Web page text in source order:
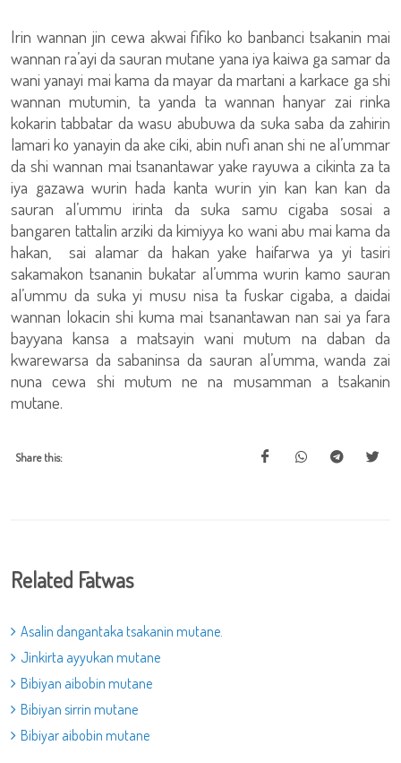
Irin wannan jin cewa akwai fifiko ko banbanci tsakanin mai
wannan ra’ayi da sauran mutane yana iya kaiwa ga samar da
wani yanayi mai kama da mayar da martani a karkace ga shi
wannan mutumin, ta yanda ta wannan hanyar zai rinka
kokarin tabbatar da wasu abubuwa da suka saba da zahirin
lamari ko yanayin da ake ciki, abin nufi anan shi ne al’ummar
da shi wannan mai tsanantawar yake rayuwa a cikinta za ta
iya gazawa wurin hada kanta wurin yin kan kan kan da
sauran al’ummu irinta da suka samu cigaba sosai a
bangaren tattalin arziki da kimiyya ko wani abu mai kama da
hakan, sai alamar da hakan yake haifarwa ya yi tasiri
sakamakon tsananin bukatar al’umma wurin kamo sauran
al’ummu da suka yi musu nisa ta fuskar cigaba, a daidai
wannan lokacin shi kuma mai tsanantawan nan sai ya fara
bayyana kansa a matsayin wani mutum na daban da
kwarewarsa da sabaninsa da sauran al’umma, wanda zai
nuna cewa shi mutum ne na musamman a tsakanin
mutane.
Share this:
Related Fatwas
Asalin dangantaka tsakanin mutane.
Jinkirta ayyukan mutane
Bibiyan aibobin mutane
Bibiyan sirrin mutane
Bibiyar aibobin mutane